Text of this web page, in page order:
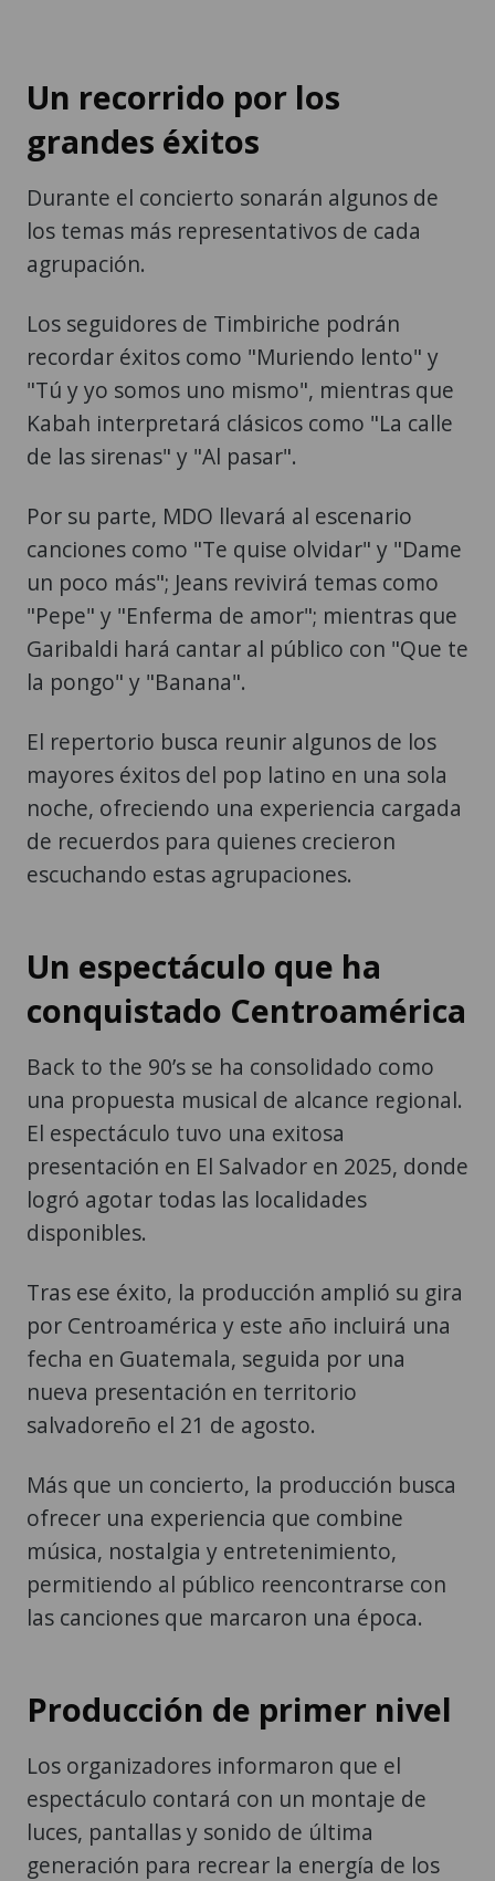
Un recorrido por los
grandes éxitos
Durante el concierto sonarán algunos de
los temas más representativos de cada
agrupación.
Los seguidores de Timbiriche podrán
recordar éxitos como "Muriendo lento" y
"Tú y yo somos uno mismo", mientras que
Kabah interpretará clásicos como "La calle
de las sirenas" y "Al pasar".
Por su parte, MDO llevará al escenario
canciones como "Te quise olvidar" y "Dame
un poco más"; Jeans revivirá temas como
"Pepe" y "Enferma de amor"; mientras que
Garibaldi hará cantar al público con "Que te
la pongo" y "Banana".
El repertorio busca reunir algunos de los
mayores éxitos del pop latino en una sola
noche, ofreciendo una experiencia cargada
de recuerdos para quienes crecieron
escuchando estas agrupaciones.
Un espectáculo que ha
conquistado Centroamérica
Back to the 90’s se ha consolidado como
una propuesta musical de alcance regional.
El espectáculo tuvo una exitosa
presentación en El Salvador en 2025, donde
logró agotar todas las localidades
disponibles.
Tras ese éxito, la producción amplió su gira
por Centroamérica y este año incluirá una
fecha en Guatemala, seguida por una
nueva presentación en territorio
salvadoreño el 21 de agosto.
Más que un concierto, la producción busca
ofrecer una experiencia que combine
música, nostalgia y entretenimiento,
permitiendo al público reencontrarse con
las canciones que marcaron una época.
Producción de primer nivel
Los organizadores informaron que el
espectáculo contará con un montaje de
luces, pantallas y sonido de última
generación para recrear la energía de los